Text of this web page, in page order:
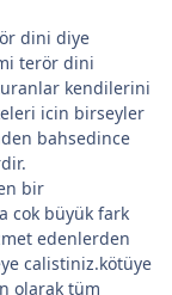
dini diye
terör dini
kendilerini
icin birseyler
bahsedince
bir
cok büyük fark
edenlerden
calistiniz.kötüye
olarak tüm